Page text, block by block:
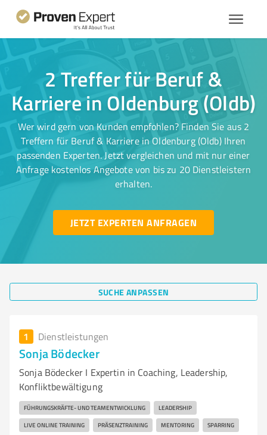
2 Treffer für Beruf &
Karriere in Oldenburg (Oldb)
Wer wird gern von Kunden empfohlen? Finden Sie aus 2
Treffern für Beruf & Karriere in Oldenburg (Oldb) Ihren
passenden Experten. Jetzt vergleichen und mit nur einer
Anfrage kostenlos Angebote von bis zu 20 Dienstleistern
erhalten.
JETZT EXPERTEN ANFRAGEN
SUCHE ANPASSEN
1 Dienstleistungen
Sonja Bödecker
Sonja Bödecker I Expertin in Coaching, Leadership,
Konfliktbewältigung
FÜHRUNGSKRÄFTE- UND TEAMENTWICKLUNG LEADERSHIP
LIVE ONLINE TRAINING PRÄSENZTRAINING MENTORING SPARRING